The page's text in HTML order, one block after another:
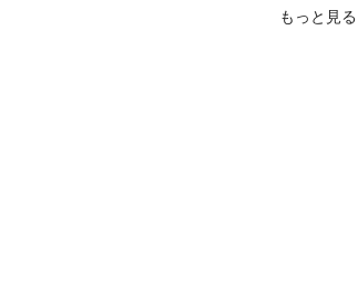
もっと見る